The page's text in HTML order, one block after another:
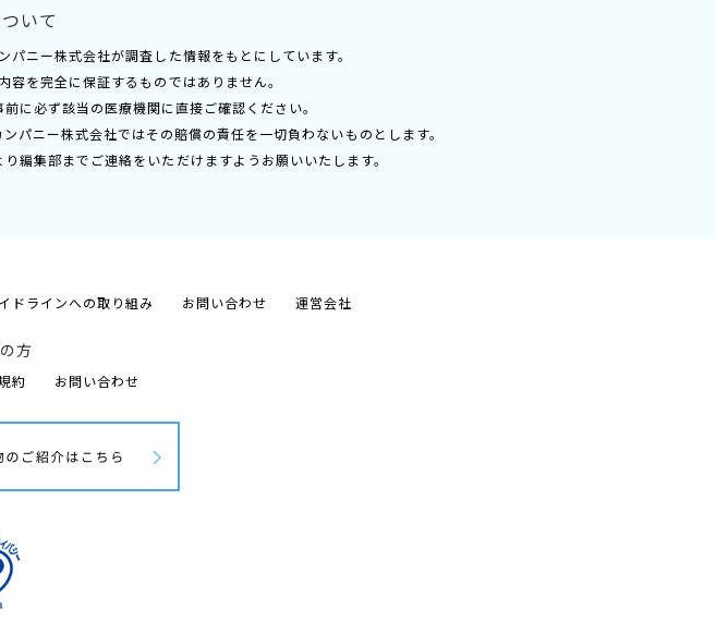
いて
ニー株式会社が調査した情報をもとにしています。
を完全に保証するものではありません。
に必ず該当の医療機関に直接ご確認ください。
パニー株式会社ではその賠償の責任を一切負わないものとします。
り編集部までご連絡をいただけますようお願いいたします。
ドラインへの取り組み お問い合わせ 運営会社
方
約 お問い合わせ